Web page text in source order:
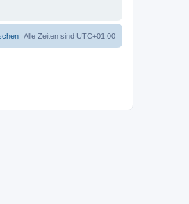
Alle Zeiten sind UTC+01:00